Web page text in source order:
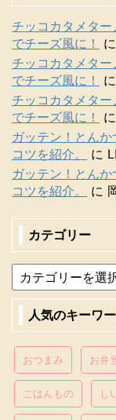
チッコカタメタ
でチーズ風に！
に
チッコカタメタ
でチーズ風に！
に
チッコカタメタ
でチーズ風に！
に
ガッテン！とん
コツを紹介。
に
ガッテン！とん
コツを紹介。
に
カテゴリー
人気のキーワ
おつまみ お弁
ごはんもの し